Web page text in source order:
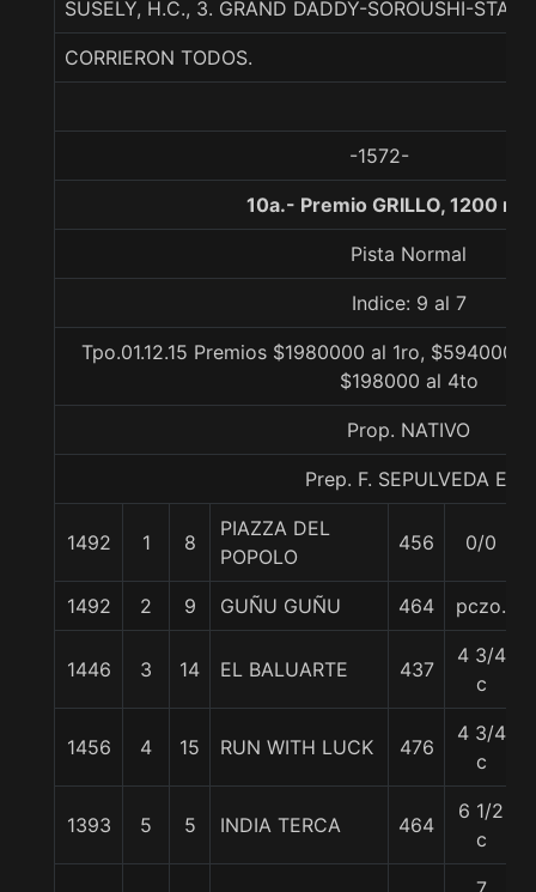
SUSELY, H.C., 3. GRAND DADDY-SOROUSHI-
CORRIERON TODOS.
-1572-
10a.- Premio GRILLO, 1200
Pista Normal
Indice: 9 al 7
Tpo.01.12.15 Premios $1980000 al 1ro, $594000
$198000 al 4to
Prop. NATIVO
Prep. F. SEPULVEDA E.
1492 1 8
PIAZZA DEL
POPOLO
456 0/0
1492 2 9 GUÑU GUÑU 464 pczo.
1446 3 14 EL BALUARTE 437
4 3/4
c
1456 4 15 RUN WITH LUCK 476
4 3/4
c
1393 5 5 INDIA TERCA 464
6 1/2
c